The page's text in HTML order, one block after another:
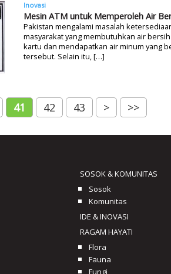
Inovasi
Mesin ATM untuk Memperoleh Air
Pakistan mengalami masalah
masyarakat yang membutuhkan air
kartu dan mendapatkan air minum yang
tersebut. Selain itu, […]
41 42 43 > >>
SOSOK & KOMUNITAS
Sosok
Komunitas
IDE & INOVASI
RAGAM HAYATI
Flora
Fauna
Fungi